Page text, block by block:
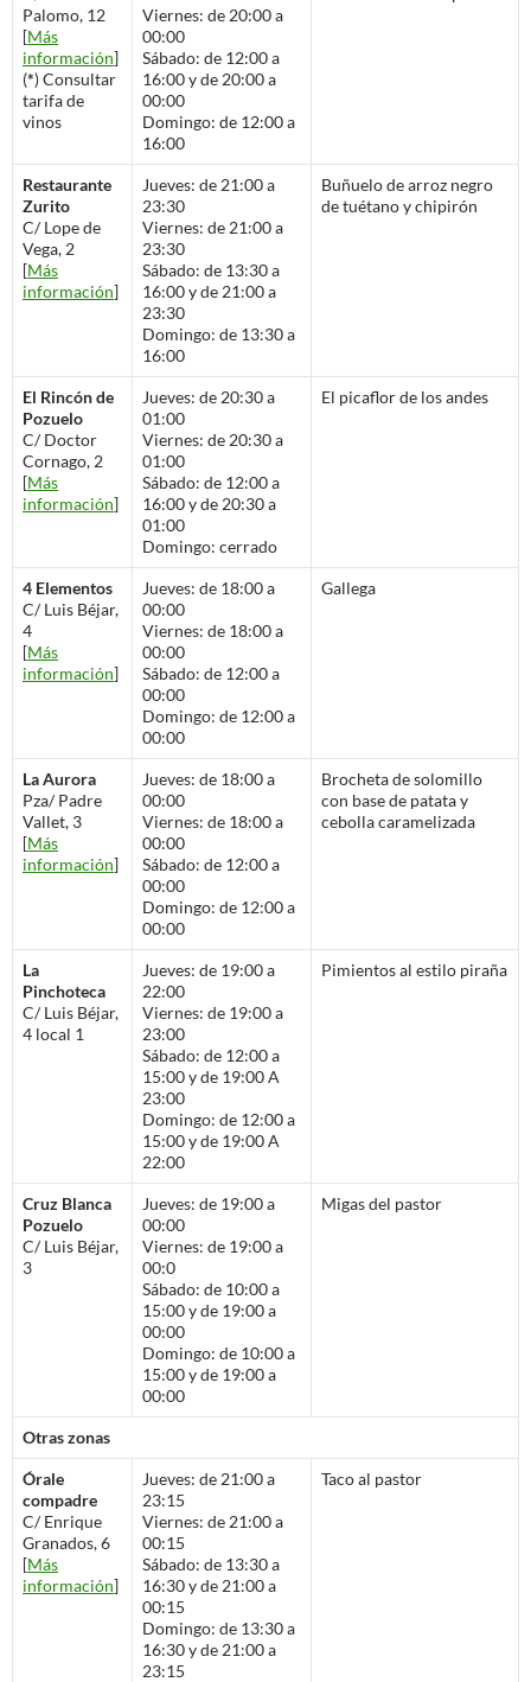
Palomo, 12
[Más
información]
(*) Consultar
tarifa de
vinos
Viernes: de 20:00 a
00:00
Sábado: de 12:00 a
16:00 y de 20:00 a
00:00
Domingo: de 12:00 a
16:00
Restaurante
Zurito
C/ Lope de
Vega, 2
[Más
información]
Jueves: de 21:00 a
23:30
Viernes: de 21:00 a
23:30
Sábado: de 13:30 a
16:00 y de 21:00 a
23:30
Domingo: de 13:30 a
16:00
Buñuelo de arroz negro
de tuétano y chipirón
El Rincón de
Pozuelo
C/ Doctor
Cornago, 2
[Más
información]
Jueves: de 20:30 a
01:00
Viernes: de 20:30 a
01:00
Sábado: de 12:00 a
16:00 y de 20:30 a
01:00
Domingo: cerrado
El picaflor de los andes
4 Elementos
C/ Luis Béjar,
4
[Más
información]
Jueves: de 18:00 a
00:00
Viernes: de 18:00 a
00:00
Sábado: de 12:00 a
00:00
Domingo: de 12:00 a
00:00
Gallega
La Aurora
Pza/ Padre
Vallet, 3
[Más
información]
Jueves: de 18:00 a
00:00
Viernes: de 18:00 a
00:00
Sábado: de 12:00 a
00:00
Domingo: de 12:00 a
00:00
Brocheta de solomillo
con base de patata y
cebolla caramelizada
La
Pinchoteca
C/ Luis Béjar,
4 local 1
Jueves: de 19:00 a
22:00
Viernes: de 19:00 a
23:00
Sábado: de 12:00 a
15:00 y de 19:00 A
23:00
Domingo: de 12:00 a
15:00 y de 19:00 A
22:00
Pimientos al estilo piraña
Cruz Blanca
Pozuelo
C/ Luis Béjar,
3
Jueves: de 19:00 a
00:00
Viernes: de 19:00 a
00:0
Sábado: de 10:00 a
15:00 y de 19:00 a
00:00
Domingo: de 10:00 a
15:00 y de 19:00 a
00:00
Migas del pastor
Otras zonas
Órale
compadre
C/ Enrique
Granados, 6
[Más
información]
Jueves: de 21:00 a
23:15
Viernes: de 21:00 a
00:15
Sábado: de 13:30 a
16:30 y de 21:00 a
00:15
Domingo: de 13:30 a
16:30 y de 21:00 a
23:15
Taco al pastor